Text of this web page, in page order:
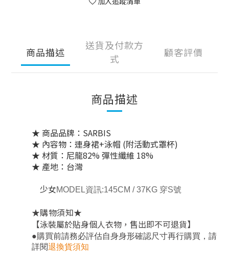
商品描述
送貨及付款方
式
顧客評價
商品描述
★ 商品品牌：SARBIS
★ 內容物：連身裙+泳帽 (附活動式罩杯)
★ 材質：尼龍82% 彈性纖維 18%
★ 產地：台灣
少女MODEL資訊:145CM / 37KG 穿S號
★購物須知★
【泳裝屬於貼身個人衣物，售出即不可退貨】
●購買前請務必評估自身身形確認尺寸再行購買 ， 請
詳閱退換貨須知